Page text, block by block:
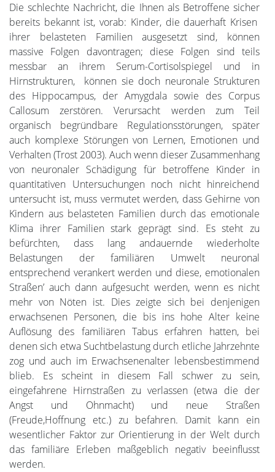
Die schlechte Nachricht, die Ihnen als Betroffene sicher
bereits bekannt ist, vorab: Kinder, die dauerhaft Krisen
ihrer belasteten Familien ausgesetzt sind, können
massive Folgen davontragen; diese Folgen sind teils
messbar an ihrem Serum-Cortisolspiegel und in
Hirnstrukturen, können sie doch neuronale Strukturen
des Hippocampus, der Amygdala sowie des Corpus
Callosum zerstören. Verursacht werden zum Teil
organisch begründbare Regulationsstörungen, später
auch komplexe Störungen von Lernen, Emotionen und
Verhalten (Trost 2003). Auch wenn dieser Zusammenhang
von neuronaler Schädigung für betroffene Kinder in
quantitativen Untersuchungen noch nicht hinreichend
untersucht ist, muss vermutet werden, dass Gehirne von
Kindern aus belasteten Familien durch das emotionale
Klima ihrer Familien stark geprägt sind. Es steht zu
befürchten, dass lang andauernde wiederholte
Belastungen der familiären Umwelt neuronal
entsprechend verankert werden und diese‚ emotionalen
Straßen’ auch dann aufgesucht werden, wenn es nicht
mehr von Nöten ist. Dies zeigte sich bei denjenigen
erwachsenen Personen, die bis ins hohe Alter keine
Auflösung des familiären Tabus erfahren hatten, bei
denen sich etwa Suchtbelastung durch etliche Jahrzehnte
zog und auch im Erwachsenenalter lebensbestimmend
blieb. Es scheint in diesem Fall schwer zu sein,
eingefahrene Hirnstraßen zu verlassen (etwa die der
Angst und Ohnmacht) und neue Straßen
(Freude,Hoffnung etc.) zu befahren. Damit kann ein
wesentlicher Faktor zur Orientierung in der Welt durch
das familiäre Erleben maßgeblich negativ beeinflusst
werden.